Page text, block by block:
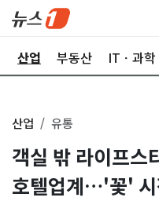
산업 부동산 ITㆍ과학
산업 유통
객실 밖 라이프스
호텔업계…'꽃' 시